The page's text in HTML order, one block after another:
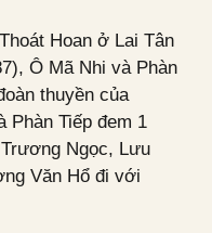
Hoan ở Lai Tân
Ô Mã Nhi và Phàn
thuyền của
Phàn Tiếp đem 1
Ngọc, Lưu
Văn Hổ đi với